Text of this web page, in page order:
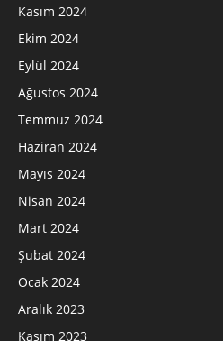
Kasım 2024
Ekim 2024
Eylül 2024
Ağustos 2024
Temmuz 2024
Haziran 2024
Mayıs 2024
Nisan 2024
Mart 2024
Şubat 2024
Ocak 2024
Aralık 2023
Kasım 2023